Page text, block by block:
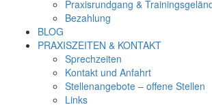
Praxisrundgang &
Bezahlung
BLOG
PRAXISZEITEN & KONTAKT
Sprechzeiten
Kontakt und Anfahrt
Stellenangebote – offene Stellen
Links